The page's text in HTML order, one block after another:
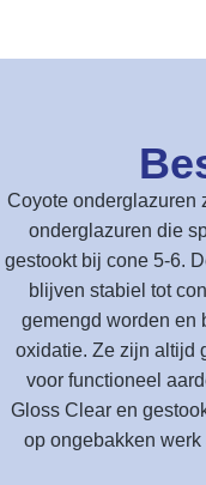
Coyote onderglazuren
onderglazuren die
gestookt bij cone 5-6.
blijven stabiel tot
gemengd worden en
oxidatie. Ze zijn altijd
voor functioneel
Gloss Clear en
op ongebakken